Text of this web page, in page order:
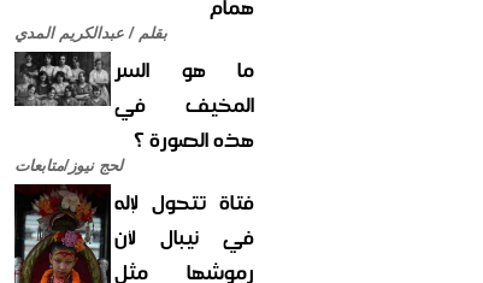
بقلم / عبدالكريم المدي
ما هو السر
المخيف في
هذه الصورة ؟
لحج نيوز/متابعات
فتاة تتحول لإله
في نيبال لأن
رموشها مثل